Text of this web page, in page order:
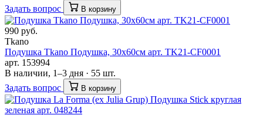
Задать вопрос
В корзину
990 руб.
Tkano
Подушка Tkano Подушка, 30х60см арт. TK21-CF0001
арт. 153994
В наличии, 1–3 дня · 55 шт.
Задать вопрос
В корзину